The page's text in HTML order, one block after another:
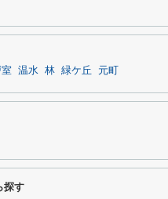
室 温水 林 緑ケ丘 元町
探す